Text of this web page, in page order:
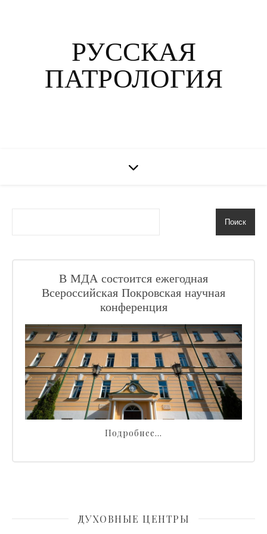
РУССКАЯ
ПАТРОЛОГИЯ
Поиск
В МДА состоится ежегодная
Всероссийская Покровская научная
конференция
Подробнее…
ДУХОВНЫЕ ЦЕНТРЫ